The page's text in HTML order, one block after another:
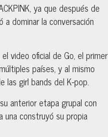
ya que después de
dominar la conversación
video oficial de Go, el primer
países, y al mismo
las girl bands del K-pop.
anterior etapa grupal con
una construyó su propia